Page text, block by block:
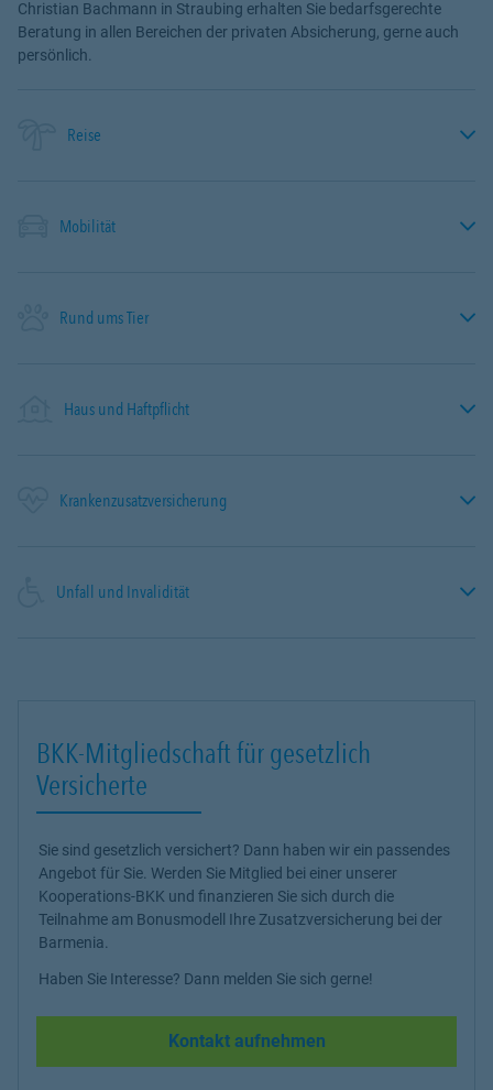
Christian Bachmann in Straubing erhalten Sie bedarfsgerechte
Beratung in allen Bereichen der privaten Absicherung, gerne auch
persönlich.
Reise
Mobilität
Rund ums Tier
Haus und Haftpflicht
Krankenzusatzversicherung
Unfall und Invalidität
BKK-Mitgliedschaft für gesetzlich
Versicherte
Sie sind gesetzlich versichert? Dann haben wir ein passendes
Angebot für Sie. Werden Sie Mitglied bei einer unserer
Kooperations-BKK und finanzieren Sie sich durch die
Teilnahme am Bonusmodell Ihre Zusatzversicherung bei der
Barmenia.
Haben Sie Interesse? Dann melden Sie sich gerne!
Kontakt aufnehmen